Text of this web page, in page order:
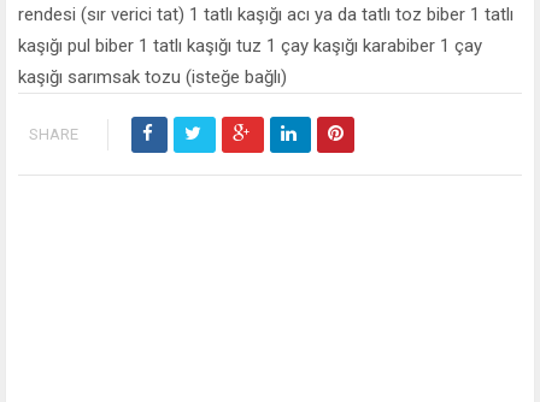
rendesi (sır verici tat) 1 tatlı kaşığı acı ya da tatlı toz biber 1 tatlı
kaşığı pul biber 1 tatlı kaşığı tuz 1 çay kaşığı karabiber 1 çay
kaşığı sarımsak tozu (isteğe bağlı)
SHARE